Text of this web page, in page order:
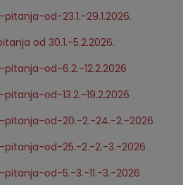
od-23.1.-29.1.2026.
od 30.1.-5.2.2026.
od-6.2.-12.2.2026
od-13.2.-19.2.2026
od-20.-2.-24.-2.-2026
od-25.-2.-2.-3.-2026
od-5.-3.-11.-3.-2026